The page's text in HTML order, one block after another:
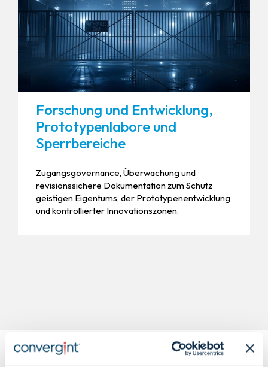
Forschung und Entwicklung,
Prototypenlabore und
Sperrbereiche
Zugangsgovernance, Überwachung und
revisionssichere Dokumentation zum Schutz
geistigen Eigentums, der Prototypenentwicklung
und kontrollierter Innovationszonen.